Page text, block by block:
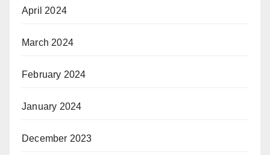
April 2024
March 2024
February 2024
January 2024
December 2023